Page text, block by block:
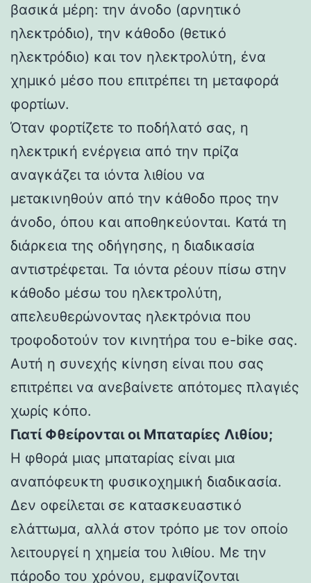
βασικά μέρη: την άνοδο (αρνητικό
ηλεκτρόδιο), την κάθοδο (θετικό
ηλεκτρόδιο) και τον ηλεκτρολύτη, ένα
χημικό μέσο που επιτρέπει τη μεταφορά
φορτίων.
Όταν φορτίζετε το ποδήλατό σας, η
ηλεκτρική ενέργεια από την πρίζα
αναγκάζει τα ιόντα λιθίου να
μετακινηθούν από την κάθοδο προς την
άνοδο, όπου και αποθηκεύονται. Κατά τη
διάρκεια της οδήγησης, η διαδικασία
αντιστρέφεται. Τα ιόντα ρέουν πίσω στην
κάθοδο μέσω του ηλεκτρολύτη,
απελευθερώνοντας ηλεκτρόνια που
τροφοδοτούν τον κινητήρα του e-bike σας.
Αυτή η συνεχής κίνηση είναι που σας
επιτρέπει να ανεβαίνετε απότομες πλαγιές
χωρίς κόπο.
Γιατί Φθείρονται οι Μπαταρίες Λιθίου;
Η φθορά μιας μπαταρίας είναι μια
αναπόφευκτη φυσικοχημική διαδικασία.
Δεν οφείλεται σε κατασκευαστικό
ελάττωμα, αλλά στον τρόπο με τον οποίο
λειτουργεί η χημεία του λιθίου. Με την
πάροδο του χρόνου, εμφανίζονται